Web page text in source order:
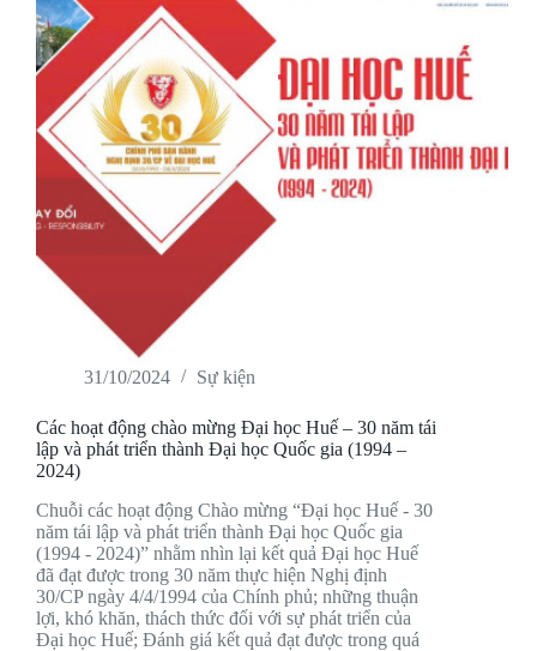
31/10/2024 Sự kiện
Các hoạt động chào mừng Đại học Huế – 30 năm tái
lập và phát triển thành Đại học Quốc gia (1994 –
2024)
Chuỗi các hoạt động Chào mừng “Đại học Huế - 30
năm tái lập và phát triển thành Đại học Quốc gia
(1994 - 2024)” nhằm nhìn lại kết quả Đại học Huế
đã đạt được trong 30 năm thực hiện Nghị định
30/CP ngày 4/4/1994 của Chính phủ; những thuận
lợi, khó khăn, thách thức đối với sự phát triển của
Đại học Huế; Đánh giá kết quả đạt được trong quá